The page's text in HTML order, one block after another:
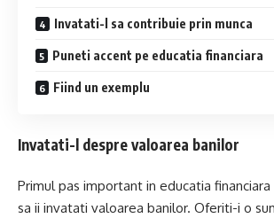
Invatati-l sa contribuie prin munca
Puneti accent pe educatia financiara
Fiind un exemplu
Invatati-l despre valoarea banilor
Primul pas important in educatia
sa ii invatati valoarea banilor. Oferiti-i o